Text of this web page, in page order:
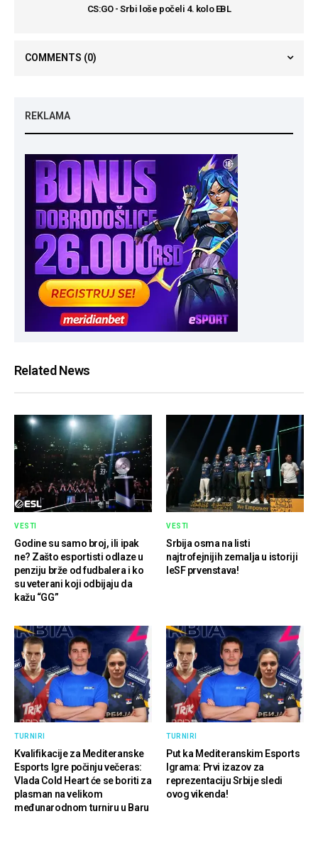
CS:GO - Srbi loše počeli 4. kolo EBL
COMMENTS (0)
REKLAMA
Related News
VESTI
Godine su samo broj, ili ipak
ne? Zašto esportisti odlaze u
penziju brže od fudbalera i ko
su veterani koji odbijaju da
kažu “GG”
VESTI
Srbija osma na listi
najtrofejnijih zemalja u istoriji
IeSF prvenstava!
TURNIRI
Kvalifikacije za Mediteranske
Esports Igre počinju večeras:
Vlada Cold Heart će se boriti za
plasman na velikom
međunarodnom turniru u Baru
TURNIRI
Put ka Mediteranskim Esports
Igrama: Prvi izazov za
reprezentaciju Srbije sledi
ovog vikenda!